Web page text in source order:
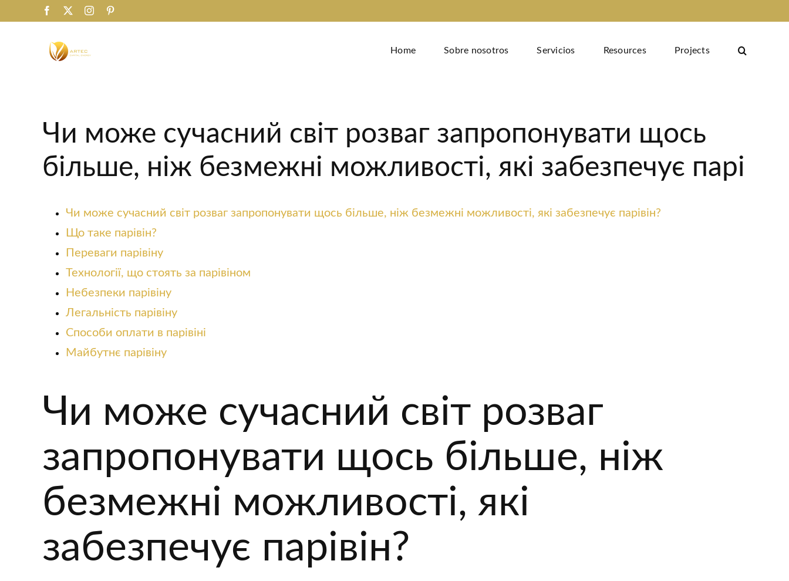
contenido
Facebook Instagram
Home Sobre nosotros Servicios Resources Projects
Чи може сучасний світ розваг запропонувати щось
більше, ніж безмежні можливості, які забезпечує парі
Чи може сучасний світ розваг запропонувати щось більше, ніж безмежні можливості, які забезпечує парівін?
Що таке парівін?
Переваги парівіну
Технології, що стоять за парівіном
Небезпеки парівіну
Легальність парівіну
Способи оплати в парівіні
Майбутнє парівіну
Чи може сучасний світ розваг
запропонувати щось більше, ніж
безмежні можливості, які
забезпечує парівін?